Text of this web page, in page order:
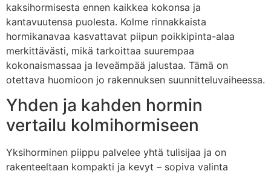
kaksihormisesta ennen kaikkea kokonsa ja
kantavuutensa puolesta. Kolme rinnakkaista
hormikanavaa kasvattavat piipun poikkipinta-alaa
merkittävästi, mikä tarkoittaa suurempaa
kokonaismassaa ja leveämpää jalustaa. Tämä on
otettava huomioon jo rakennuksen suunnitteluvaiheessa.
Yhden ja kahden hormin
vertailu kolmihormiseen
Yksihorminen piippu palvelee yhtä tulisijaa ja on
rakenteeltaan kompakti ja kevyt – sopiva valinta